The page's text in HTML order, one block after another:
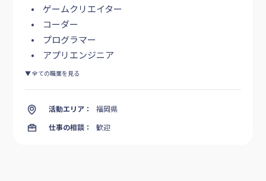
ゲームクリエイター
コーダー
プログラマー
アプリエンジニア
▼ 全ての職業を見る
活動エリア：
福岡県
仕事の相談：
歓迎